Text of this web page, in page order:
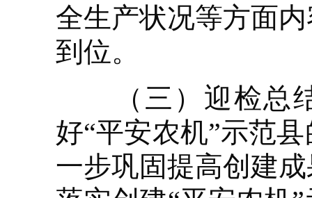
全生产状况等方面
到位。
（三）迎检总结
好“平安农机”示范
一步巩固提高创建